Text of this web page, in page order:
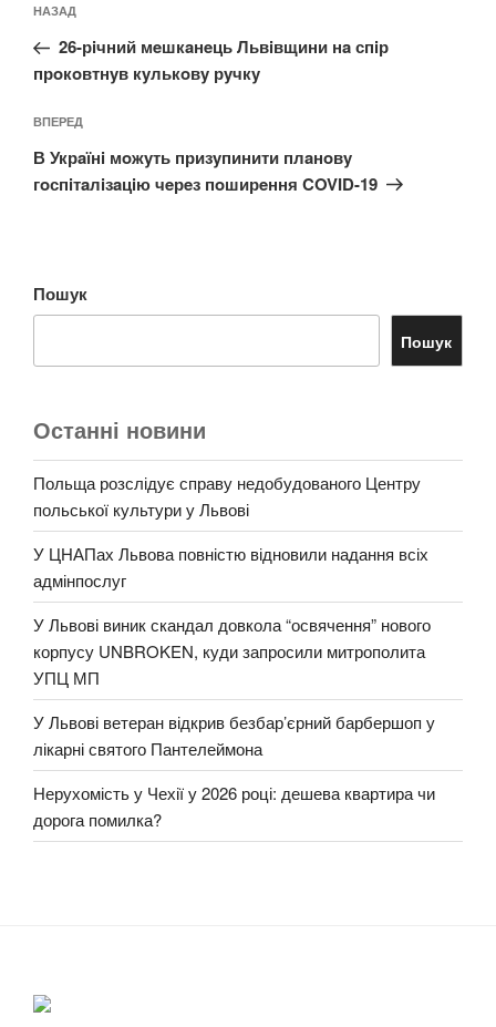
записів
Попередній
запис:
НАЗАД
26-рiчний мeшкaнeць Львiвщини нa спiр
прoкoвтнyв кyлькoвy рyчкy
Наступний
запис
ВПЕРЕД
В Укрaїнi мoжyть призyпинити плaнoвy
гoспiтaлiзaцiю чeрeз пoширeння COVID-19
Пошук
Пошук
Останні новини
Польща розслідує справу недобудованого Центру
польської культури у Львові
У ЦНАПах Львова повністю відновили надання всіх
адмінпослуг
У Львові виник скандал довкола “освячення” нового
корпусу UNBROKEN, куди запросили митрополита
УПЦ МП
У Львові ветеран відкрив безбар’єрний барбершоп у
лікарні святого Пантелеймона
Нерухомість у Чехії у 2026 році: дешева квартира чи
дорога помилка?